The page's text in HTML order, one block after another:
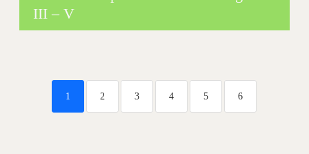
III – V
1 2 3 4 5 6